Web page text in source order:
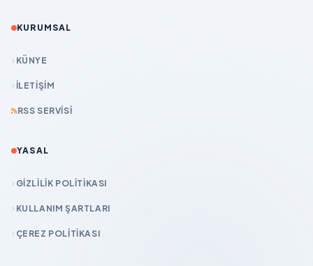
KURUMSAL
KÜNYE
İLETIŞIM
RSS SERVISI
YASAL
GIZLILIK POLITIKASI
KULLANIM ŞARTLARI
ÇEREZ POLITIKASI